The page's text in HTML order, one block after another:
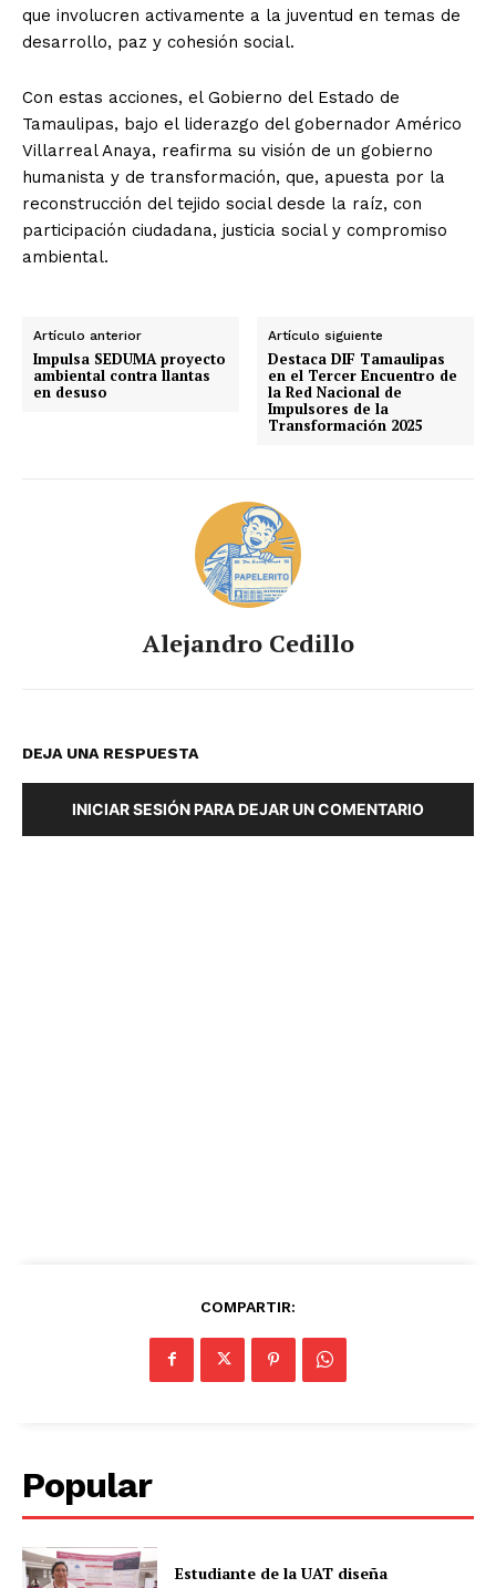
que involucren activamente a la juventud en temas de
desarrollo, paz y cohesión social.
Con estas acciones, el Gobierno del Estado de
Tamaulipas, bajo el liderazgo del gobernador Américo
Villarreal Anaya, reafirma su visión de un gobierno
humanista y de transformación, que, apuesta por la
reconstrucción del tejido social desde la raíz, con
participación ciudadana, justicia social y compromiso
ambiental.
Artículo anterior
Impulsa SEDUMA proyecto
ambiental contra llantas
en desuso
Artículo siguiente
Destaca DIF Tamaulipas
en el Tercer Encuentro de
la Red Nacional de
Impulsores de la
Transformación 2025
Alejandro Cedillo
DEJA UNA RESPUESTA
INICIAR SESIÓN PARA DEJAR UN COMENTARIO
COMPARTIR:
Popular
Estudiante de la UAT diseña